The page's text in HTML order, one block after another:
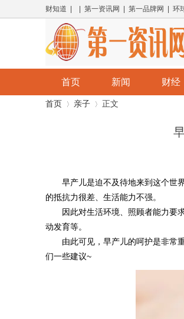
财知道 | | 第一资讯网 | 第一品牌网 | 环
首页 新闻 财经
首页 亲子 正文
早产儿是迫不及待地来到这个世
的抵抗力很差、生活能力不强。
因此对生活环境、照顾者能力要
动发育等。
由此可见，早产儿的呵护是非常
们一些建议~